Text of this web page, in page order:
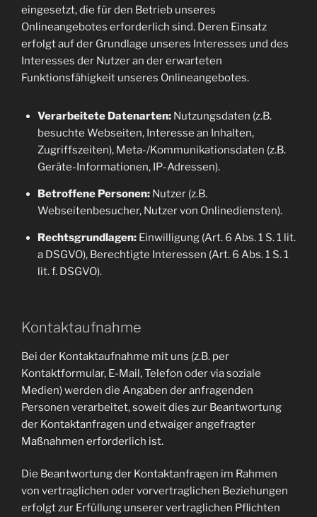
eingesetzt, die für den Betrieb unseres
Onlineangebotes erforderlich sind. Deren Einsatz
erfolgt auf der Grundlage unseres Interesses und des
Interesses der Nutzer an der erwarteten
Funktionsfähigkeit unseres Onlineangebotes.
Verarbeitete Datenarten:Nutzungsdaten (z.B.
besuchte Webseiten, Interesse an Inhalten,
Zugriffszeiten), Meta-/Kommunikationsdaten (z.B.
Geräte-Informationen, IP-Adressen).
Betroffene Personen:Nutzer (z.B.
Webseitenbesucher, Nutzer von Onlinediensten).
Rechtsgrundlagen:Einwilligung (Art. 6 Abs. 1 S. 1 lit.
a DSGVO), Berechtigte Interessen (Art. 6 Abs. 1 S. 1
lit. f. DSGVO).
Kontaktaufnahme
Bei der Kontaktaufnahme mit uns (z.B. per
Kontaktformular, E-Mail, Telefon oder via soziale
Medien) werden die Angaben der anfragenden
Personen verarbeitet, soweit dies zur Beantwortung
der Kontaktanfragen und etwaiger angefragter
Maßnahmen erforderlich ist.
Die Beantwortung der Kontaktanfragen im Rahmen
von vertraglichen oder vorvertraglichen Beziehungen
erfolgt zur Erfüllung unserer vertraglichen Pflichten